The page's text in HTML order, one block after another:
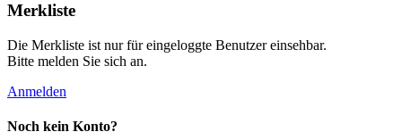
Merkliste
Die Merkliste ist nur für eingeloggte Benutzer einsehbar.
Bitte melden Sie sich an.
Anmelden
Noch kein Konto?